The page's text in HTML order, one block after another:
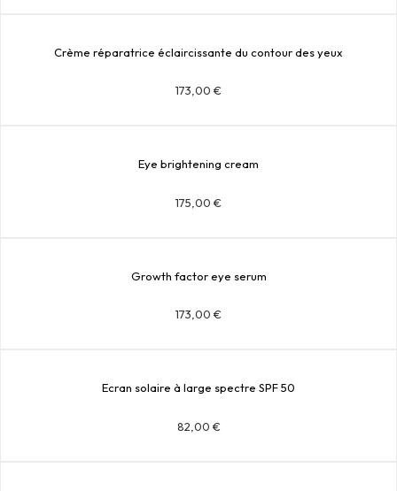
Crème réparatrice éclaircissante du contour des yeux
173,00 €
Eye brightening cream
175,00 €
Growth factor eye serum
173,00 €
Ecran solaire à large spectre SPF 50
82,00 €